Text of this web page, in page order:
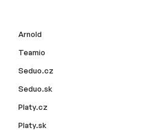
Arnold
Teamio
Seduo.cz
Seduo.sk
Platy.cz
Platy.sk